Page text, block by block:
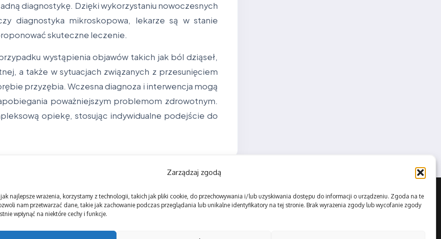
Zarządzaj zgodą
najlepsze wrażenia, korzystamy z technologii, takich jak pliki cookie, do przechowywania i/lub uzyskiwania dostępu do informacji o urządzeniu. Zgoda na te
nam przetwarzać dane, takie jak zachowanie podczas przeglądania lub unikalne identyfikatory na tej stronie. Brak wyrażenia zgody lub wycofanie zgody
wpłynąć na niektóre cechy i funkcje.
diagnostykę. Dzięki wykorzystaniu nowoczesnych
diagnostyka mikroskopowa, lekarze są w stanie
skuteczne leczenie.
wystąpienia objawów takich jak ból dziąseł,
a także w sytuacjach związanych z przesunięciem
przyzębia. Wczesna diagnoza i interwencja mogą
poważniejszym problemom zdrowotnym.
opiekę, stosując indywidualne podejście do